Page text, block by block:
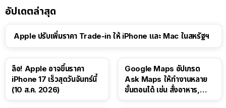
อัปเดตล่าสุด
Apple ปรับเพิ่มราคา Trade-in ให้ iPhone และ Mac ในสหรัฐฯ
ลือ! Apple อาจขึ้นราคา
iPhone 17 เร็วสุดวันจันทร์นี้
(10 ส.ค. 2026)
Google Maps อัปเกรด
Ask Maps ให้ทำงานหลาย
ขั้นตอนได้ เช่น สั่งอาหาร,